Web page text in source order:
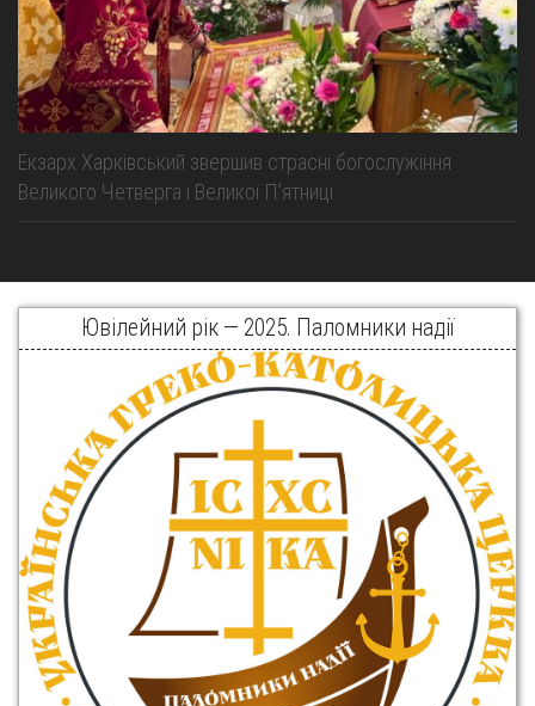
Екзарх Харківський звершив страсні богослужіння
Великого Четверга і Великої Пʼятниці
Ювілейний рік — 2025. Паломники надії